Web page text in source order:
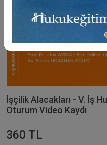
İş Hukukunda Çeşitli
Kongresi - III. Oturum
360 TL